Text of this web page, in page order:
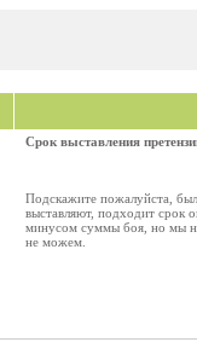
Срок выставления
Подскажите пожалуйста, был
выставляют, подходит срок
минусом суммы боя, но мы не
не можем.